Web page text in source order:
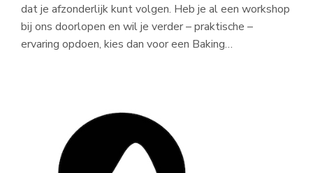
dat je afzonderlijk kunt volgen. Heb je al een workshop
bij ons doorlopen en wil je verder – praktische –
ervaring opdoen, kies dan voor een Baking…